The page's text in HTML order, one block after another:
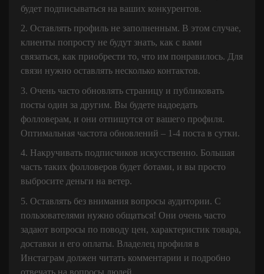
будет подписываться на ваших конкурентов.
2. Оставлять профиль не заполненным. В этом случае,
клиенты попросту не будут знать, как с вами
связаться, как приобрести то, что им понравилось. Для
связи нужно оставлять несколько контактов.
3. Очень часто обновлять страницу и публиковать
посты один за другим. Вы будете надоедать
фолловерам, и они отпишутся от вашего профиля.
Оптимальная частота обновлений – 1-4 поста в сутки.
4. Накручивать подписчиков искусственно. Большая
часть таких фолловеров будет ботами, и вы просто
выбросите деньги на ветер.
5. Оставлять без внимания вопросы аудитории. С
пользователями нужно общаться! Они очень часто
задают вопросы по поводу цен, характеристик товара,
доставки и его оплаты. Владелец профиля в
Инстаграм должен читать комментарии и подробно
отвечать на вопросы людей.